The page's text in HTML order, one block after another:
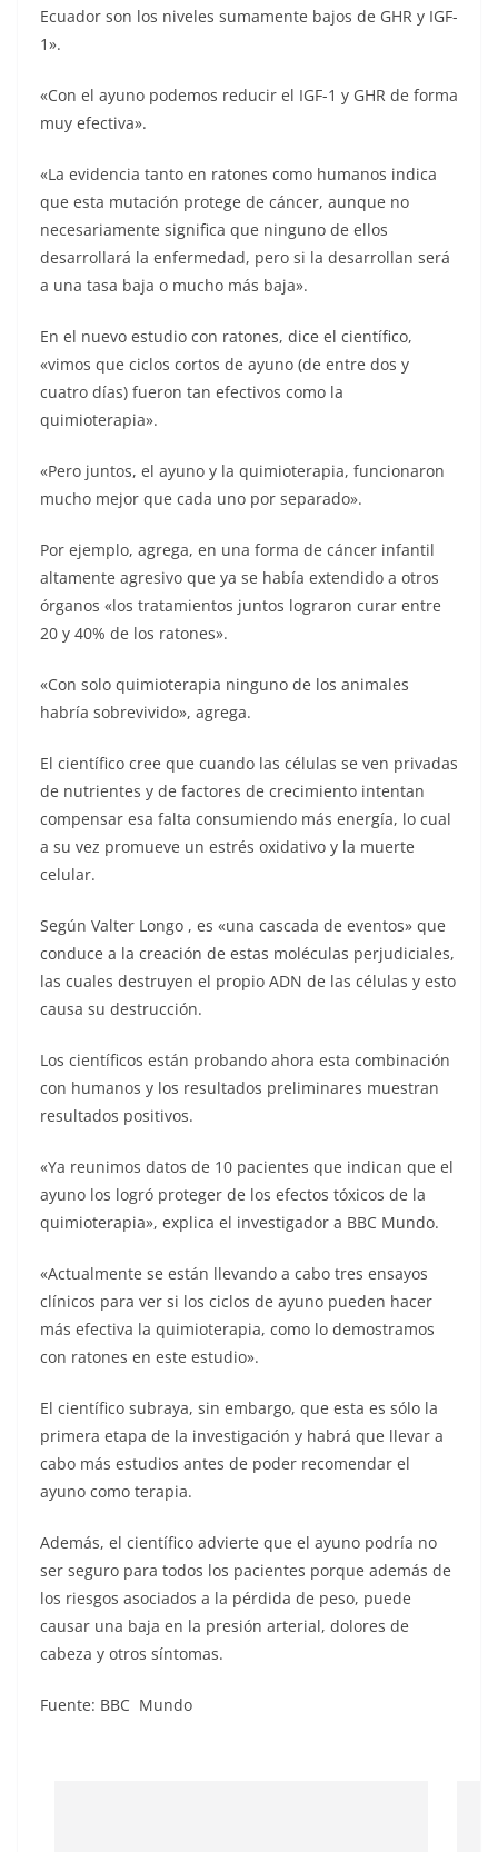
Ecuador son los niveles sumamente bajos de GHR y IGF-
1».
«Con el ayuno podemos reducir el IGF-1 y GHR de forma
muy efectiva».
«La evidencia tanto en ratones como humanos indica
que esta mutación protege de cáncer, aunque no
necesariamente significa que ninguno de ellos
desarrollará la enfermedad, pero si la desarrollan será
a una tasa baja o mucho más baja».
En el nuevo estudio con ratones, dice el científico,
«vimos que ciclos cortos de ayuno (de entre dos y
cuatro días) fueron tan efectivos como la
quimioterapia».
«Pero juntos, el ayuno y la quimioterapia, funcionaron
mucho mejor que cada uno por separado».
Por ejemplo, agrega, en una forma de cáncer infantil
altamente agresivo que ya se había extendido a otros
órganos «los tratamientos juntos lograron curar entre
20 y 40% de los ratones».
«Con solo quimioterapia ninguno de los animales
habría sobrevivido», agrega.
El científico cree que cuando las células se ven privadas
de nutrientes y de factores de crecimiento intentan
compensar esa falta consumiendo más energía, lo cual
a su vez promueve un estrés oxidativo y la muerte
celular.
Según Valter Longo , es «una cascada de eventos» que
conduce a la creación de estas moléculas perjudiciales,
las cuales destruyen el propio ADN de las células y esto
causa su destrucción.
Los científicos están probando ahora esta combinación
con humanos y los resultados preliminares muestran
resultados positivos.
«Ya reunimos datos de 10 pacientes que indican que el
ayuno los logró proteger de los efectos tóxicos de la
quimioterapia», explica el investigador a BBC Mundo.
«Actualmente se están llevando a cabo tres ensayos
clínicos para ver si los ciclos de ayuno pueden hacer
más efectiva la quimioterapia, como lo demostramos
con ratones en este estudio».
El científico subraya, sin embargo, que esta es sólo la
primera etapa de la investigación y habrá que llevar a
cabo más estudios antes de poder recomendar el
ayuno como terapia.
Además, el científico advierte que el ayuno podría no
ser seguro para todos los pacientes porque además de
los riesgos asociados a la pérdida de peso, puede
causar una baja en la presión arterial, dolores de
cabeza y otros síntomas.
Fuente: BBC Mundo